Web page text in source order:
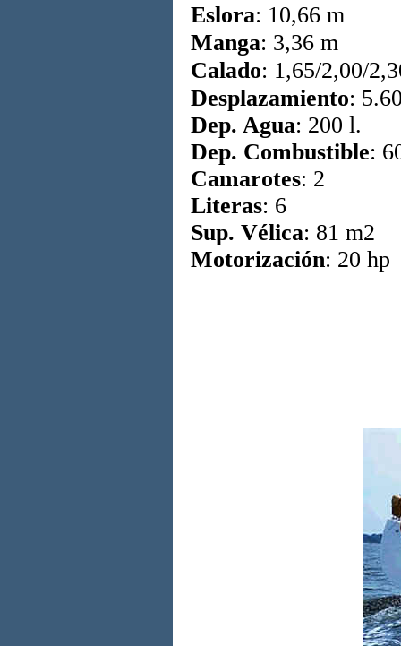
Eslora: 10,66 m
Manga: 3,36 m
Calado: 1,65/2,00/
Desplazamiento:
Dep. Agua: 200 l.
Dep. Combustible:
Camarotes: 2
Literas: 6
Sup. Vélica: 81 m2
Motorización: 20 hp